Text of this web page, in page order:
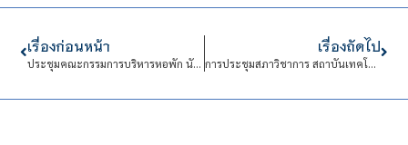
เรื่องก่อนหน้า
ประชุมคณะกรรมการบริหารหอพัก นักเรียนนักศึกษาสถาบันเทคโนโลยีจิตรลดา
เรื่องถัดไป
การประชุมสภาวิชาการ สถาบันเทคโนโลยีจิตรลดา ครั้งที่ 25 (1/ปีงบประมาณ พ.ศ. 2569)